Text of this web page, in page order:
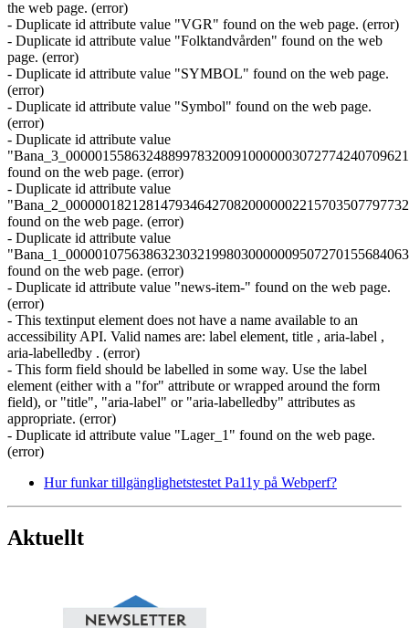
the web page. (error)
- Duplicate id attribute value "VGR" found on the web page. (error)
- Duplicate id attribute value "Folktandvården" found on the web
page. (error)
- Duplicate id attribute value "SYMBOL" found on the web page.
(error)
- Duplicate id attribute value "Symbol" found on the web page.
(error)
- Duplicate id attribute value
found on the web page. (error)
- Duplicate id attribute value
found on the web page. (error)
- Duplicate id attribute value
found on the web page. (error)
- Duplicate id attribute value "news-item-" found on the web page.
(error)
- This textinput element does not have a name available to an
accessibility API. Valid names are: label element, title , aria-label ,
aria-labelledby . (error)
- This form field should be labelled in some way. Use the label
element (either with a "for" attribute or wrapped around the form
field), or "title", "aria-label" or "aria-labelledby" attributes as
appropriate. (error)
- Duplicate id attribute value "Lager_1" found on the web page.
(error)
Hur funkar tillgänglighetstestet Pa11y på Webperf?
Aktuellt